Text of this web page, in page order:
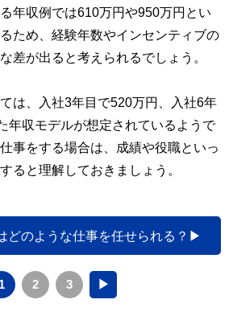
年収例では610万円や950万円とい
ため、経験年数やインセンティブの
差が出ると考えられるでしょう。
は、入社3年目で520万円、入社6年
年収モデルが想定されているようで
事をする場合は、成績や役職といっ
ると理解しておきましょう。
どのような仕事を任せられる？
1 2 3 ▶